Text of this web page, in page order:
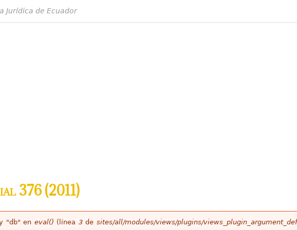
Jurídica de Ecuador
376 (2011)
"db" en eval() (línea 3de sites/all/modules/views/plugins/